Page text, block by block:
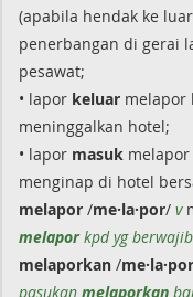
(apabila hendak ke
penerbangan di gerai
pesawat;
• lapor keluar melapor
meninggalkan hotel;
• lapor masuk
menginap di hotel
melapor /me·la·por/ v
melaporkpd yg
melaporkan /
pasukan melaporkan